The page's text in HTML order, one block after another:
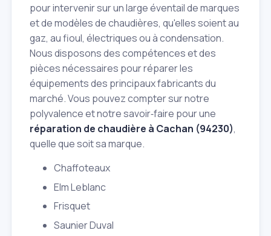
pour intervenir sur un large éventail de marques
et de modèles de chaudières, qu'elles soient au
gaz, au fioul, électriques ou à condensation.
Nous disposons des compétences et des
pièces nécessaires pour réparer les
équipements des principaux fabricants du
marché. Vous pouvez compter sur notre
polyvalence et notre savoir‑faire pour une
réparation de chaudière à Cachan (94230),
quelle que soit sa marque.
Chaffoteaux
Elm Leblanc
Frisquet
Saunier Duval